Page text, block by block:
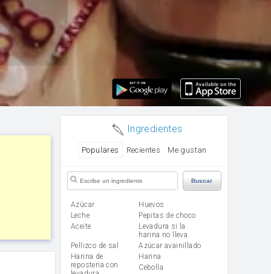
Ingredientes
Populares Recientes Me gustan
Buscar
Azúcar
huevos
leche
Pepitas de choco
aceite
Levadura si la
harina no lleva
Pellizco de sal
Azúcar avainillado
Harina de
reposteria con
harina
cebolla